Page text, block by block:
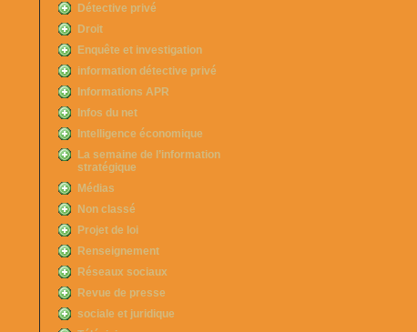
Détective privé
Droit
Enquête et investigation
information détective privé
Informations APR
Infos du net
Intelligence économique
La semaine de l’information
stratégique
Médias
Non classé
Projet de loi
Renseignement
Réseaux sociaux
Revue de presse
sociale et juridique